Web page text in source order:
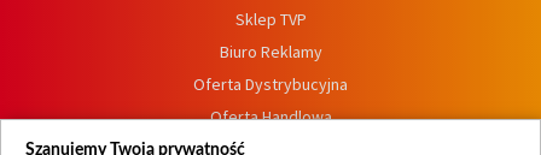
Sklep TVP
Biuro Reklamy
Oferta Dystrybucyjna
Oferta Handlowa
Dostępność
Szanujemy Twoją prywatność